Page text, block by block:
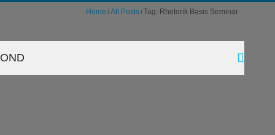
Home All Posts Tag: Rhetorik Basis Seminar